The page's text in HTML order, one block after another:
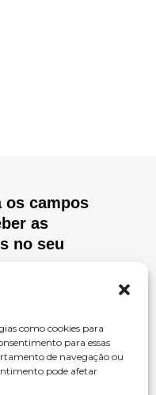
como cookies para
para essas
de navegação ou
pode afetar
os campos
as
no seu